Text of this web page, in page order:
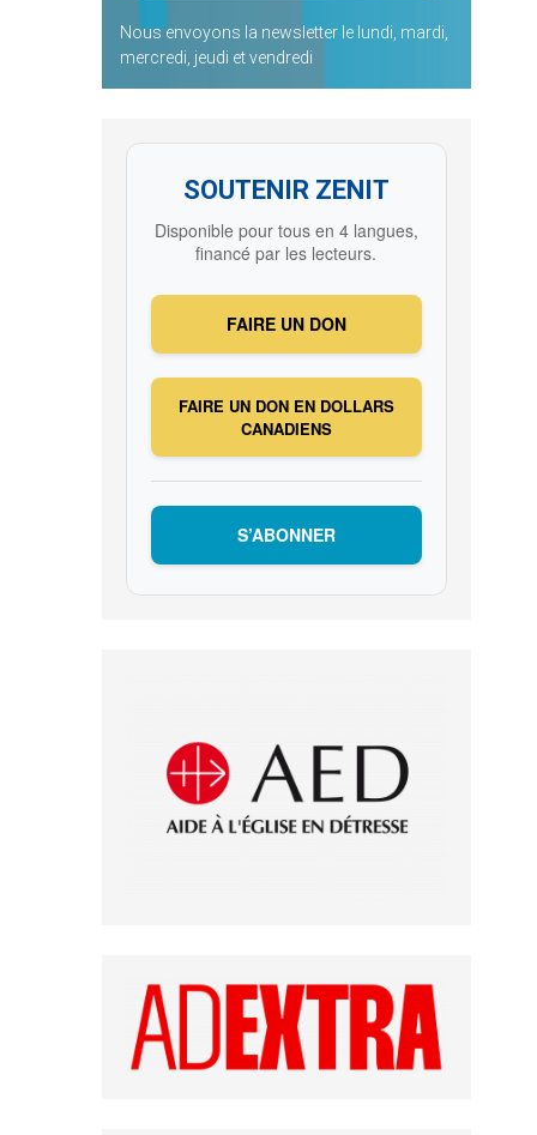
Nous envoyons la newsletter le lundi, mardi,
mercredi, jeudi et vendredi
SOUTENIR ZENIT
Disponible pour tous en 4 langues,
financé par les lecteurs.
FAIRE UN DON
FAIRE UN DON EN DOLLARS
CANADIENS
S’ABONNER